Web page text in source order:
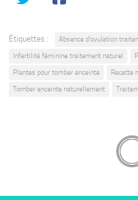
Étiquettes :
Absence d'ovulation
Infertilité féminine traitement naturel
Plantes pour tomber enceinte
Recette
Tomber enceinte naturellement